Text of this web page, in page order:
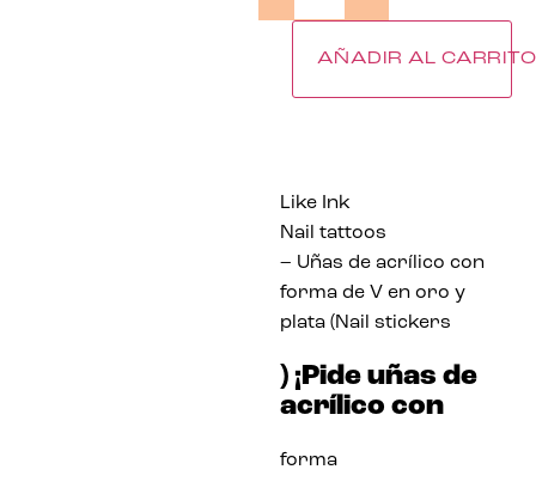
AÑADIR AL CARRITO
Like Ink
Nail tattoos
– Uñas de acrílico con
forma de V en oro y
plata (Nail stickers
) ¡Pide uñas de
acrílico con
forma